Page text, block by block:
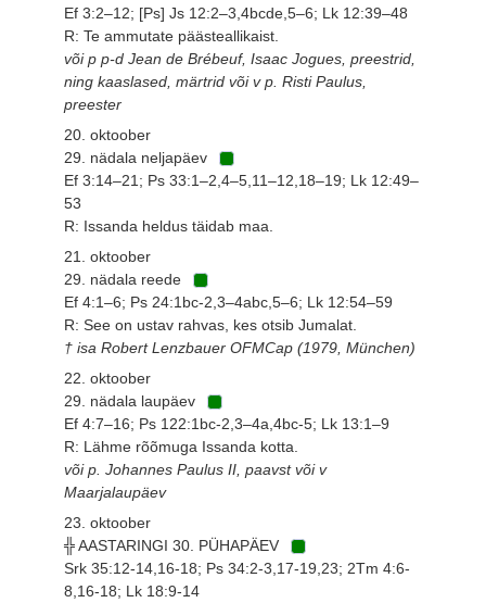
Ef 3:2–12; [Ps] Js 12:2–3,4bcde,5–6; Lk 12:39–48
R: Te ammutate päästeallikaist.
või p p-d Jean de Brébeuf, Isaac Jogues, preestrid,
ning kaaslased, märtrid või v p. Risti Paulus,
preester
20. oktoober
29. nädala neljapäev
Ef 3:14–21; Ps 33:1–2,4–5,11–12,18–19; Lk 12:49–
53
R: Issanda heldus täidab maa.
21. oktoober
29. nädala reede
Ef 4:1–6; Ps 24:1bc-2,3–4abc,5–6; Lk 12:54–59
R: See on ustav rahvas, kes otsib Jumalat.
† isa Robert Lenzbauer OFMCap (1979, München)
22. oktoober
29. nädala laupäev
Ef 4:7–16; Ps 122:1bc-2,3–4a,4bc-5; Lk 13:1–9
R: Lähme rõõmuga Issanda kotta.
või p. Johannes Paulus II, paavst või v
Maarjalaupäev
23. oktoober
╬ AASTARINGI 30. PÜHAPÄEV
Srk 35:12-14,16-18; Ps 34:2-3,17-19,23; 2Tm 4:6-
8,16-18; Lk 18:9-14